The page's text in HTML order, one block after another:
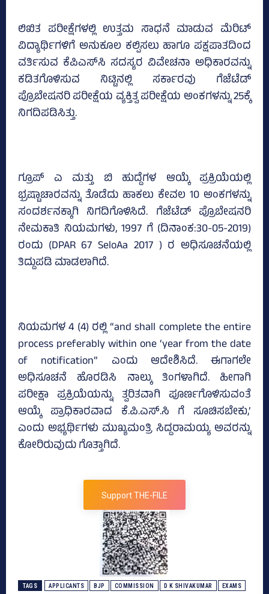
ಲಿಖಿತ ಪರೀಕ್ಷೆಗಳಲ್ಲಿ ಉತ್ತಮ ಸಾಧನೆ ಮಾಡುವ ಮೆರಿಟ್
ವಿದ್ಯಾರ್ಥಿಗಳಿಗೆ ಅನುಕೂಲ ಕಲ್ಪಿಸಲು ಹಾಗೂ ಪಕ್ಷಪಾತದಿಂದ
ವರ್ತಿಸುವ ಕೆಪಿಎಸ್‌ಸಿ ಸದಸ್ಯರ ವಿವೇಚನಾ ಅಧಿಕಾರವನ್ನು
ಕಡಿತಗೊಳಿಸುವ ನಿಟ್ಟಿನಲ್ಲಿ ಸರ್ಕಾರವು ಗೆಜೆಟೆಡ್
ಪ್ರೊಬೇಷನರಿ ಪರೀಕ್ಷೆಯ ವ್ಯಕ್ತಿತ್ವ ಪರೀಕ್ಷೆಯ ಅಂಕಗಳನ್ನು 25ಕ್ಕೆ
ನಿಗದಿಪಡಿಸಿತ್ತು.
ಗ್ರೂಪ್‌ ಎ ಮತ್ತು ಬಿ ಹುದ್ದೆಗಳ ಆಯ್ಕೆ ಪ್ರಕ್ರಿಯೆಯಲ್ಲಿ
ಭ್ರಷ್ಟಾಚಾರವನ್ನು ತೊಡೆದು ಹಾಕಲು ಕೇವಲ 10 ಅಂಕಗಳನ್ನು
ಸಂದರ್ಶನಕ್ಕಾಗಿ ನಿಗದಿಗೊಳಿಸಿದೆ. ಗೆಜೆಟೆಡ್ ಪ್ರೊಬೇಷನರಿ
ನೇಮಕಾತಿ ನಿಯಮಗಳು, 1997 ಗೆ (ದಿನಾಂಕ:30-05-2019)
ರಂದು (DPAR 67 SeloAa 2017 ) ರ ಅಧಿಸೂಚನೆಯಲ್ಲಿ
ತಿದ್ದುಪಡಿ ಮಾಡಲಾಗಿದೆ.
ನಿಯಮಗಳ 4 (4) ರಲ್ಲಿ “and shall complete the entire
process preferably within one ‘year from the date
of notification” ಎಂದು ಆದೇಶಿಸಿದೆ. ಈಗಾಗಲೇ
ಅಧಿಸೂಚನೆ ಹೊರಡಿಸಿ ನಾಲ್ಕು ತಿಂಗಳಾಗಿದೆ. ಹೀಗಾಗಿ
ಪರೀಕ್ಷಾ ಪ್ರಕ್ರಿಯೆಯನ್ನು ತ್ವರಿತವಾಗಿ ಪೂರ್ಣಗೊಳಿಸುವಂತೆ
ಆಯ್ಕೆ ಪ್ರಾಧಿಕಾರವಾದ ಕೆ.ಪಿ.ಎಸ್‌.ಸಿ ಗೆ ಸೂಚಿಸಬೇಕು,’
ಎಂದು ಅಭ್ಯರ್ಥಿಗಳು ಮುಖ್ಯಮಂತ್ರಿ ಸಿದ್ದರಾಮಯ್ಯ ಅವರನ್ನು
ಕೋರಿರುವುದು ಗೊತ್ತಾಗಿದೆ.
Support THE-FILE
TAGS APPLICANTS BJP COMMISSION D K SHIVAKUMAR EXAMS